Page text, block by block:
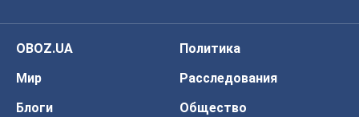
OBOZ.UA
Политика
Мир
Расследования
Блоги
Общество